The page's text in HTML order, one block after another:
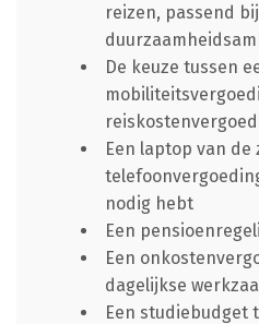
reizen, passend
De keuze tussen
Een laptop van
nodig hebt
Een
Een
dagelijkse
Een studiebudget